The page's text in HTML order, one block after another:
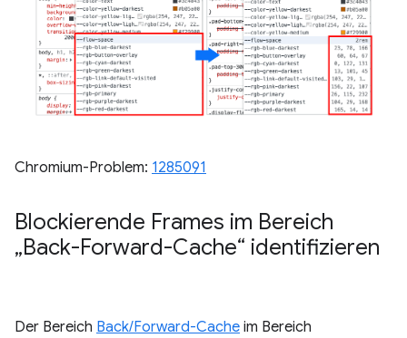
Chromium-Problem: 1285091
Blockierende Frames im Bereich
„Back-Forward-Cache“ identifizieren
Der Bereich Back/Forward-Cache im Bereich